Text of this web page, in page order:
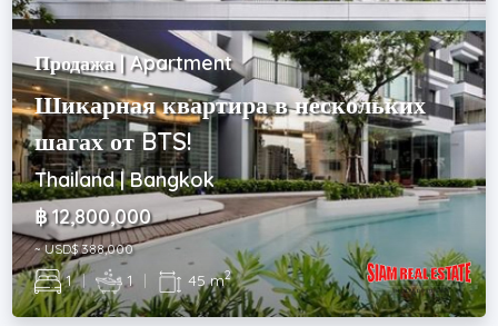
Продажа | Apartment
Шикарная квартира в нескольких
шагах от BTS!
Thailand | Bangkok
฿ 12,800,000
~ USD$ 388,000
1 | 1 | 45 m2